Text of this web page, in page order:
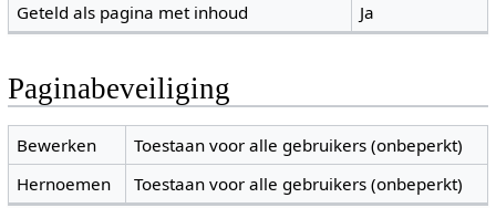
Geteld als pagina met inhoud Ja
Paginabeveiliging
Bewerken
Toestaan voor alle gebruikers (onbeperkt)
Hernoemen
Toestaan voor alle gebruikers (onbeperkt)